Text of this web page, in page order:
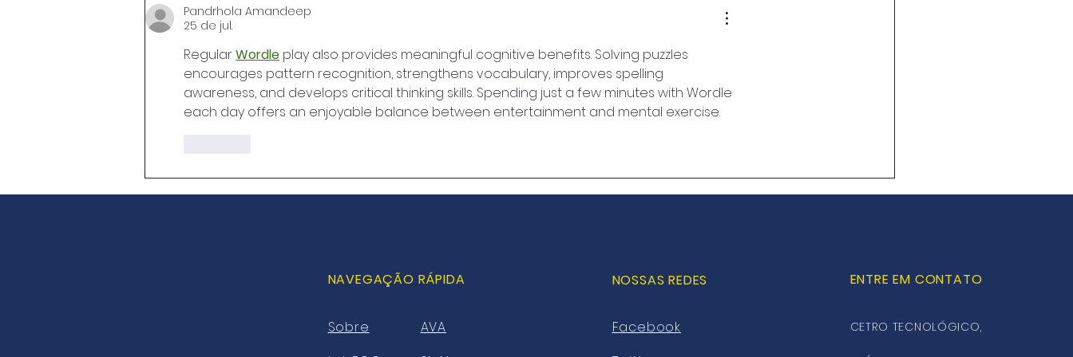
Modec
US$ 4 bilhões para a
produção de hidrogênio
Pandrhola Amandeep
25 de jul.
Regular Wordle play also provides meaningful cognitive benefits. Solving puzzles
encourages pattern recognition, strengthens vocabulary, improves spelling
awareness, and develops critical thinking skills. Spending just a few minutes with Wordle
each day offers an enjoyable balance between entertainment and mental exercise.
NAVEGAÇÃO RÁPIDA
Sobre
AVA
NOSSAS REDES
Facebook
ENTRE EM CONTATO
CETRO TECNOLÓGICO,